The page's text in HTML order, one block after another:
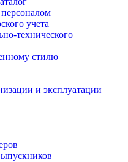
учета
технического
стилю
и эксплуатации